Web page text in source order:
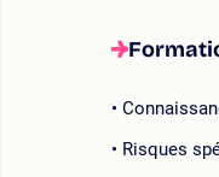
Risques